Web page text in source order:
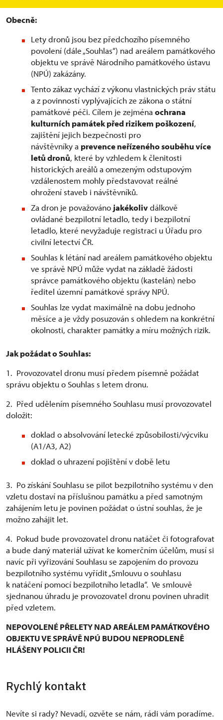
Obecně:
Lety dronů jsou bez předchozího písemného
povolení (dále „Souhlas“) nad areálem památkového
objektu ve správě Národního památkového ústavu
(NPÚ) zakázány.
Tento zákaz vychází z výkonu vlastnických práv státu
a z povinností vyplývajících ze zákona o státní
památkové péči. Cílem je zejména ochrana
kulturních památek před rizikem poškození,
zajištění jejich bezpečnosti pro
návštěvníky a prevence neřízeného souběhu více
letů dronů, které by vzhledem k členitosti
historických areálů a omezeným odstupovým
vzdálenostem mohly představovat reálné
ohrožení staveb i návštěvníků.
Za dron je považováno jakékolivdálkově
ovládané bezpilotní letadlo, tedy i bezpilotní
letadlo, které nevyžaduje registraci u Úřadu pro
civilní letectví ČR.
Souhlas k létání nad areálem památkového objektu
ve správě NPÚ může vydat na základě žádosti
správce památkového objektu (kastelán) nebo
ředitel územní památkové správy NPÚ.
Souhlas lze vydat maximálně na dobu jednoho
měsíce a je vždy posuzován s ohledem na konkrétní
okolnosti, charakter památky a míru možných rizik.
Jak požádat o Souhlas:
1. Provozovatel dronu musí předem písemně požádat
správu objektu o Souhlas s letem dronu.
2. Před udělením písemného Souhlasu musí provozovatel
doložit:
doklad o absolvování letecké způsobilosti/výcviku
(A1/A3, A2)
doklad o uhrazení pojištění v době letu
3. Po získání Souhlasu se pilot bezpilotního systému v den
vzletu dostaví na příslušnou památku a před samotným
zahájením letu je povinen požádat o ústní souhlas, že je
možno zahájit let.
4. Pokud bude provozovatel dronu natáčet či fotografovat
a bude daný materiál užívat ke komerčním účelům, musí si
navíc při vyřizování Souhlasu se zapojením do provozu
bezpilotního systému vyřídit „Smlouvu o souhlasu
k natáčení pomocí bezpilotního letadla“. Ve smlouvě
sjednanou úhradu je provozovatel dronu povinen uhradit
před vzletem.
NEPOVOLENÉ PŘELETY NAD AREÁLEM PAMÁTKOVÉHO
OBJEKTU VE SPRÁVĚ NPÚ BUDOU NEPRODLENĚ
HLÁŠENY POLICII ČR!
Rychlý kontakt
Nevíte si rady? Nevadí, ozvěte se nám, rádi vám poradíme.